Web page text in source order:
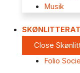
Musik
Close
Folio